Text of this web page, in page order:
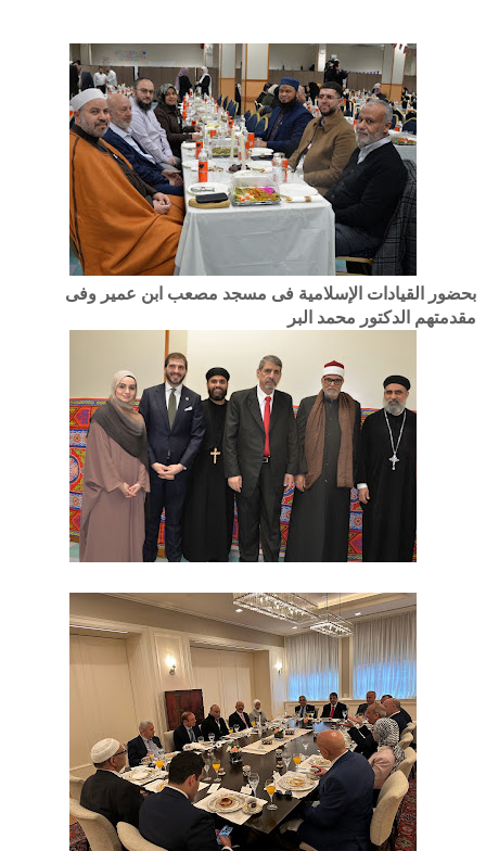
بحضور القيادات الإسلامية فى مسجد مصعب ابن عمير وفى
مقدمتهم الدكتور محمد البر